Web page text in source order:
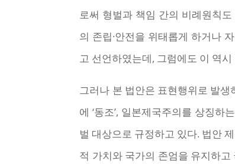
로써 형벌과 책임 간의 비례원칙
의 존립·안전을 위태롭게 하거나
고 선언하였는데, 그럼에도 이 역
그러나 본 법안은 표현행위로 발생
에 ‘동조’, 일본제국주의를 상징
벌 대상으로 규정하고 있다. 법안
적 가치와 국가의 존엄을 유지하고